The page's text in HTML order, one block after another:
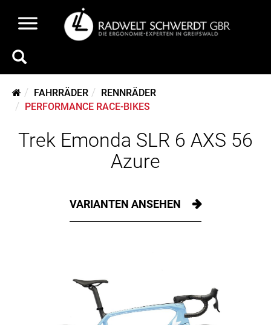
FAHRRÄDER
RENNRÄDER
PERFORMANCE RACE-BIKES
Trek Emonda SLR 6 AXS 56
Azure
VARIANTEN ANSEHEN